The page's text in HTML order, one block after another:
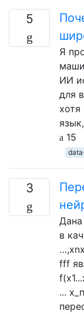
5
Я
ИИ
для
15
3
в
fff
...